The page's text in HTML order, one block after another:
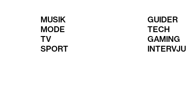
MUSIK
MODE
TV
SPORT
GUIDER
TECH
GAMING